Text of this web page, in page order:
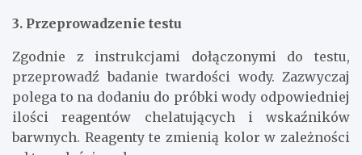
3. Przeprowadzenie testu
Zgodnie z instrukcjami dołączonymi do testu,
przeprowadź badanie twardości wody. Zazwyczaj
polega to na dodaniu do próbki wody odpowiedniej
ilości reagentów chelatujących i wskaźników
barwnych. Reagenty te zmienią kolor w zależności